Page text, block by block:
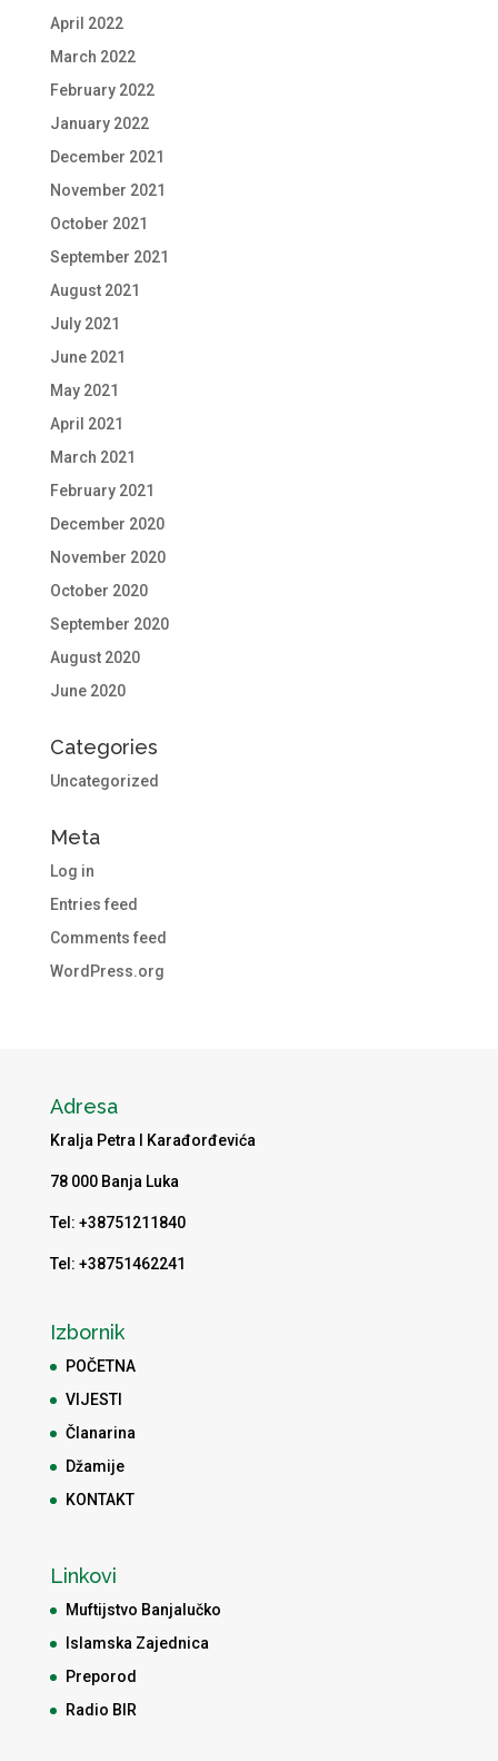
April 2022
March 2022
February 2022
January 2022
December 2021
November 2021
October 2021
September 2021
August 2021
July 2021
June 2021
May 2021
April 2021
March 2021
February 2021
December 2020
November 2020
October 2020
September 2020
August 2020
June 2020
Categories
Uncategorized
Meta
Log in
Entries feed
Comments feed
WordPress.org
Adresa
Kralja Petra I Karađorđevića
78 000 Banja Luka
Tel: +38751211840
Tel: +38751462241
Izbornik
POČETNA
VIJESTI
Članarina
Džamije
KONTAKT
Linkovi
Muftijstvo Banjalučko
Islamska Zajednica
Preporod
Radio BIR